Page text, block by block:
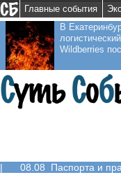
Главные события
В
Wildberries
| 08.08 Паспорта и